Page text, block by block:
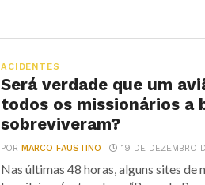
ACIDENTES
Será verdade que um
todos os missionários a
sobreviveram?
PORMARCO FAUSTINO 19 DE DEZEMBRO
Nas últimas 48 horas, alguns sites de